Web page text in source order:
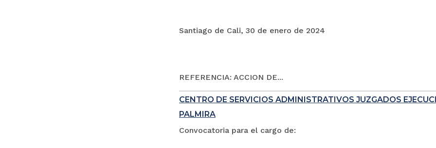
Santiago de Cali, 30 de enero de 2024
REFERENCIA: ACCION DE...
CENTRO DE SERVICIOS ADMINISTRATIVOS JUZGADOS
PALMIRA
Convocatoria para el cargo de: